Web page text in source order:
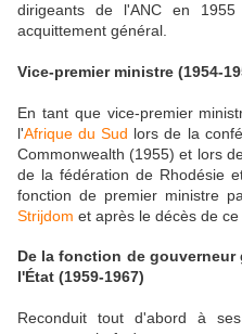
dirigeants de l'ANC en
acquittement général.
Vice-premier ministre (1954-
En tant que vice-premier
l'Afrique du Sud lors de la
Commonwealth (1955) et lors
de la fédération de Rhodésie
fonction de premier ministre
Strijdom et après le décès de ce
De la fonction de
l'État (1959-1967)
Reconduit tout d'abord à